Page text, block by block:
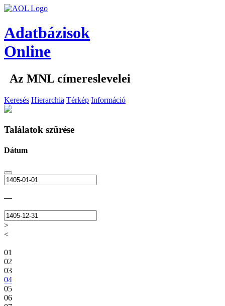
Adatbázisok
Online
Az MNL címereslevelei
Keresés Hierarchia Térkép Információ
Találatok szűrése
Dátum
—
>
<
01
02
03
04
05
06